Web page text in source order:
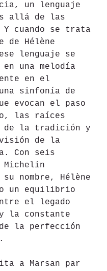
un lenguaje
allá de las
Y cuando se trata
de Hélène
lenguaje se
una melodía
en el
sinfonía de
evocan el paso
las raíces
de la tradición y
de la
Con seis
su nombre, Hélène
un equilibrio
el legado
la constante
de la perfección
a Marsan par